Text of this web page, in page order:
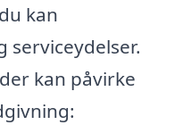
kan
serviceydelser.
kan påvirke